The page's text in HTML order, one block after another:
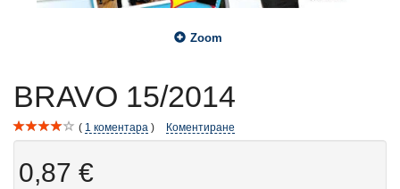
Zoom
BRAVO 15/2014
1 коментара Коментиране
0,87 €